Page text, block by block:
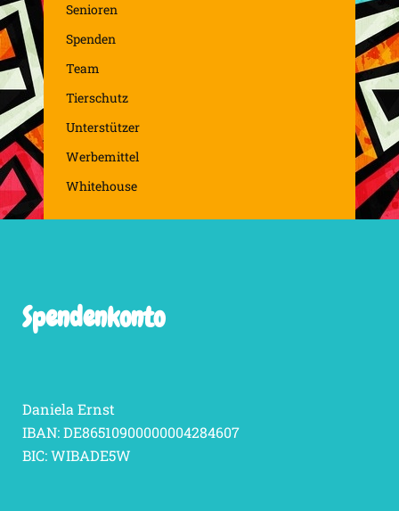
Senioren
Spenden
Team
Tierschutz
Unterstützer
Werbemittel
Whitehouse
Spendenkonto
Daniela Ernst
IBAN: DE86510900000004284607
BIC: WIBADE5W